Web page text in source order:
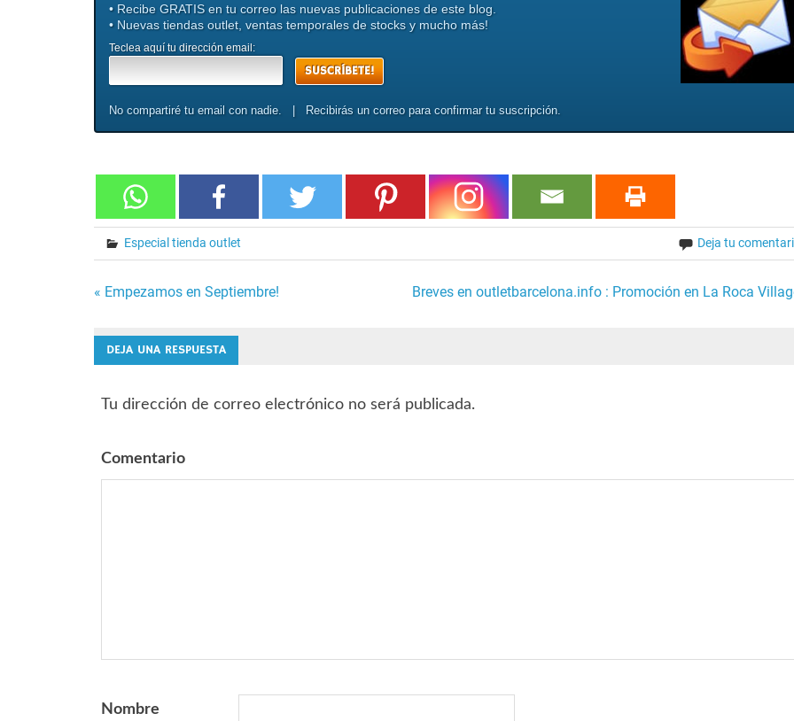
• Recibe GRATIS en tu correo las nuevas publicaciones de este blog.
• Nuevas tiendas outlet, ventas temporales de stocks y mucho más!
Teclea aquí tu dirección email:
No compartiré tu email con nadie. | Recibirás un correo para confirmar tu suscripción.
Especial tienda outlet Deja tu
de
entradas
« Empezamos en Septiembre! Breves en outletbarcelona.info : Promoción en La Roca
DEJA UNA RESPUESTA
Tu dirección de correo electrónico no será publicada.
Comentario
Nombre